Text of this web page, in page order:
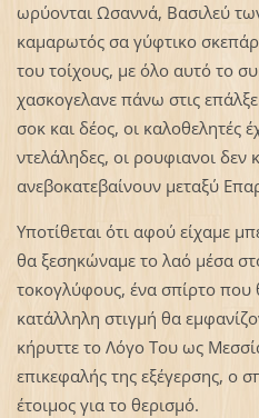
ωρύονται Ωσαννά, Βασιλεύ
καμαρωτός σα γύφτικο
του τοίχους, με όλο αυτό το
χασκογελανε πάνω στις
σοκ και δέος, οι καλοθελητές
ντελάληδες, οι ρουφιανοι δεν
ανεβοκατεβαίνουν μεταξύ
Υποτίθεται ότι αφού είχαμε
θα ξεσηκώναμε το λαό μέσα
τοκογλύφους, ένα σπίρτο που
κατάλληλη στιγμή θα
κήρυττε το Λόγο Του ως
επικεφαλής της εξέγερσης, ο
έτοιμος για το θερισμό.